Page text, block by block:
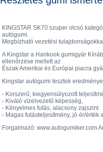
KINGSTAR SK70 szuper olcsó
autógumi.
Megbízható vezetési
A Kingstar a Hankook gumigyár
ellenőrzése mellett az
Észak Amerikai és Európai piacra
Kingstar autógumi tesztek
- Korszerű, kiegyensúlyozott
- Kiváló vízelvezető képesség,
- Kényelmes futás, alacsony zajszint
- Magas futásteljesítmény, jó ér/érték
Forgalmazó: www.autogumiker.com